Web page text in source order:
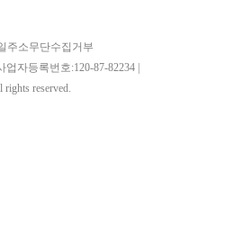
주소무단수집거부
자등록번호:120-87-82234 |
rights reserved.